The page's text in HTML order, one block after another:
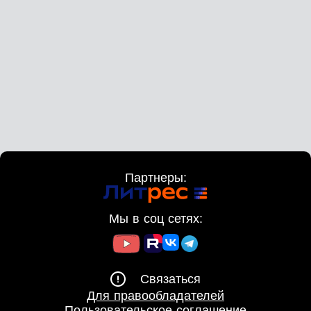
После полугода отношений Рия и Перси женятся. На
древним заклинанием, которое помогла подруга
Виолы Мотильда. Все счастливы.
Партнеры:
Мы в соц сетях:
Связаться
Для правообладателей